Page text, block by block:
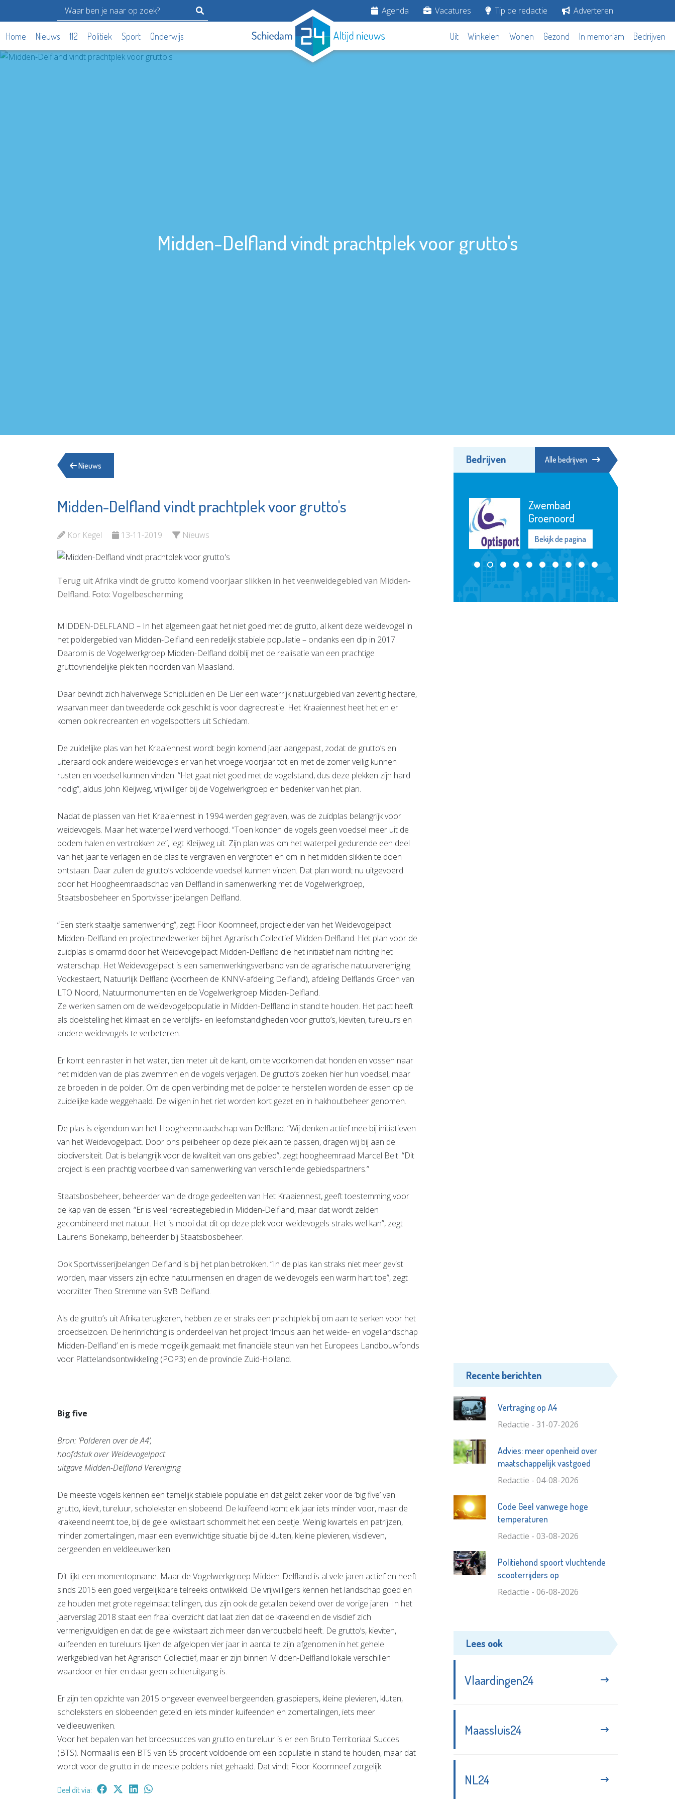
Agenda Vacatures Tip de redactie Adverteren
Home Nieuws 112 Politiek Sport Onderwijs Uit Winkelen Wonen Gezond In memoriam Bedrijven
Midden-Delfland vindt prachtplek voor grutto's
Nieuws
Midden-Delfland vindt prachtplek voor grutto's
Kor Kegel 13-11-2019 Nieuws
Terug uit Afrika vindt de grutto komend voorjaar slikken in het veenweidegebied van Midden-
Delfland. Foto: Vogelbescherming
MIDDEN-DELFLAND – In het algemeen gaat het niet goed met de grutto, al kent deze weidevogel in
het poldergebied van Midden-Delfland een redelijk stabiele populatie – ondanks een dip in 2017.
Daarom is de Vogelwerkgroep Midden-Delfland dolblij met de realisatie van een prachtige
gruttovriendelijke plek ten noorden van Maasland.
Daar bevindt zich halverwege Schipluiden en De Lier een waterrijk natuurgebied van zeventig hectare,
waarvan meer dan tweederde ook geschikt is voor dagrecreatie. Het Kraaiennest heet het en er
komen ook recreanten en vogelspotters uit Schiedam.
De zuidelijke plas van het Kraaiennest wordt begin komend jaar aangepast, zodat de grutto’s en
uiteraard ook andere weidevogels er van het vroege voorjaar tot en met de zomer veilig kunnen
rusten en voedsel kunnen vinden. “Het gaat niet goed met de vogelstand, dus deze plekken zijn hard
nodig”, aldus John Kleijweg, vrijwilliger bij de Vogelwerkgroep en bedenker van het plan.
Nadat de plassen van Het Kraaiennest in 1994 werden gegraven, was de zuidplas belangrijk voor
weidevogels. Maar het waterpeil werd verhoogd. “Toen konden de vogels geen voedsel meer uit de
bodem halen en vertrokken ze”, legt Kleijweg uit. Zijn plan was om het waterpeil gedurende een deel
van het jaar te verlagen en de plas te vergraven en vergroten en om in het midden slikken te doen
ontstaan. Daar zullen de grutto’s voldoende voedsel kunnen vinden. Dat plan wordt nu uitgevoerd
door het Hoogheemraadschap van Delfland in samenwerking met de Vogelwerkgroep,
Staatsbosbeheer en Sportvisserijbelangen Delfland.
“Een sterk staaltje samenwerking”, zegt Floor Koornneef, projectleider van het Weidevogelpact
Midden-Delfland en projectmedewerker bij het Agrarisch Collectief Midden-Delfland. Het plan voor de
zuidplas is omarmd door het Weidevogelpact Midden-Delfland die het initiatief nam richting het
waterschap. Het Weidevogelpact is een samenwerkingsverband van de agrarische natuurvereniging
Vockestaert, Natuurlijk Delfland (voorheen de KNNV-afdeling Delfland), afdeling Delflands Groen van
LTO Noord, Natuurmonumenten en de Vogelwerkgroep Midden-Delfland.
Ze werken samen om de weidevogelpopulatie in Midden-Delfland in stand te houden. Het pact heeft
als doelstelling het klimaat en de verblijfs- en leefomstandigheden voor grutto’s, kieviten, tureluurs en
andere weidevogels te verbeteren.
Er komt een raster in het water, tien meter uit de kant, om te voorkomen dat honden en vossen naar
het midden van de plas zwemmen en de vogels verjagen. De grutto’s zoeken hier hun voedsel, maar
ze broeden in de polder. Om de open verbinding met de polder te herstellen worden de essen op de
zuidelijke kade weggehaald. De wilgen in het riet worden kort gezet en in hakhoutbeheer genomen.
De plas is eigendom van het Hoogheemraadschap van Delfland. “Wij denken actief mee bij initiatieven
van het Weidevogelpact. Door ons peilbeheer op deze plek aan te passen, dragen wij bij aan de
biodiversiteit. Dat is belangrijk voor de kwaliteit van ons gebied”, zegt hoogheemraad Marcel Belt. “Dit
project is een prachtig voorbeeld van samenwerking van verschillende gebiedspartners.”
Staatsbosbeheer, beheerder van de droge gedeelten van Het Kraaiennest, geeft toestemming voor
de kap van de essen. “Er is veel recreatiegebied in Midden-Delfland, maar dat wordt zelden
gecombineerd met natuur. Het is mooi dat dit op deze plek voor weidevogels straks wel kan”, zegt
Laurens Bonekamp, beheerder bij Staatsbosbeheer.
Ook Sportvisserijbelangen Delfland is bij het plan betrokken. “In de plas kan straks niet meer gevist
worden, maar vissers zijn echte natuurmensen en dragen de weidevogels een warm hart toe”, zegt
voorzitter Theo Stremme van SVB Delfland.
Als de grutto’s uit Afrika terugkeren, hebben ze er straks een prachtplek bij om aan te serken voor het
broedseizoen. De herinrichting is onderdeel van het project ‘Impuls aan het weide- en vogellandschap
Midden-Delfland’ en is mede mogelijk gemaakt met financiële steun van het Europees Landbouwfonds
voor Plattelandsontwikkeling (POP3) en de provincie Zuid-Holland.
Big five
Bron: ‘Polderen over de A4’,
hoofdstuk over Weidevogelpact
uitgave Midden-Delfland Vereniging
De meeste vogels kennen een tamelijk stabiele populatie en dat geldt zeker voor de ‘big five’ van
grutto, kievit, tureluur, scholekster en slobeend. De kuifeend komt elk jaar iets minder voor, maar de
krakeend neemt toe, bij de gele kwikstaart schommelt het een beetje. Weinig kwartels en patrijzen,
minder zomertalingen, maar een evenwichtige situatie bij de kluten, kleine plevieren, visdieven,
bergeenden en veldleeuweriken.
Dit lijkt een momentopname. Maar de Vogelwerkgroep Midden-Delfland is al vele jaren actief en heeft
sinds 2015 een goed vergelijkbare telreeks ontwikkeld. De vrijwilligers kennen het landschap goed en
ze houden met grote regelmaat tellingen, dus zijn ook de getallen bekend over de vorige jaren. In het
jaarverslag 2018 staat een fraai overzicht dat laat zien dat de krakeend en de visdief zich
vermenigvuldigen en dat de gele kwikstaart zich meer dan verdubbeld heeft. De grutto’s, kieviten,
kuifeenden en tureluurs lijken de afgelopen vier jaar in aantal te zijn afgenomen in het gehele
werkgebied van het Agrarisch Collectief, maar er zijn binnen Midden-Delfland lokale verschillen
waardoor er hier en daar geen achteruitgang is.
Er zijn ten opzichte van 2015 ongeveer evenveel bergeenden, graspiepers, kleine plevieren, kluten,
scholeksters en slobeenden geteld en iets minder kuifeenden en zomertalingen, iets meer
veldleeuweriken.
Voor het bepalen van het broedsucces van grutto en tureluur is er een Bruto Territoriaal Succes
(BTS). Normaal is een BTS van 65 procent voldoende om een populatie in stand te houden, maar dat
wordt voor de grutto in de meeste polders niet gehaald. Dat vindt Floor Koornneef zorgelijk.
Deel dit via:
Bedrijven Alle bedrijven
Herbergier
Schiedam
Bekijk de pagina
Fonds Schiedam
Vlaardingen e.o.
Bekijk de pagina
Zwembad
Groenoord
Bekijk de pagina
Recente berichten
Vertraging op A4
Redactie - 31-07-2026
Advies: meer openheid over
maatschappelijk vastgoed
Redactie - 04-08-2026
Code Geel vanwege hoge
temperaturen
Redactie - 03-08-2026
Politiehond spoort vluchtende
scooterrijders op
Redactie - 06-08-2026
Lees ook
Vlaardingen24
Maassluis24
NL24